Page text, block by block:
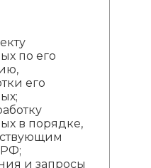
по его
его
в порядке,
РФ;
и запросы